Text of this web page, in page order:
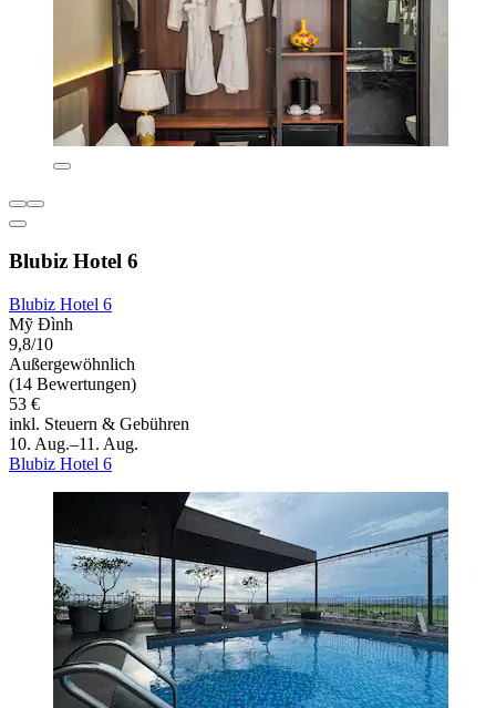
Blubiz Hotel 6
Blubiz Hotel 6
Mỹ Đình
9,8/10
Außergewöhnlich
(14 Bewertungen)
53 €
inkl. Steuern & Gebühren
10. Aug.–11. Aug.
Blubiz Hotel 6